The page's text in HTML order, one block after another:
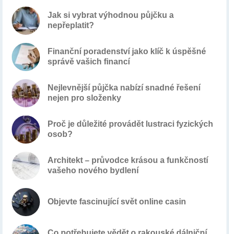
Jak si vybrat výhodnou půjčku a
nepřeplatit?
Finanční poradenství jako klíč k úspěšné
správě vašich financí
Nejlevnější půjčka nabízí snadné řešení
nejen pro složenky
Proč je důležité provádět lustraci fyzických
osob?
Architekt – průvodce krásou a funkčností
vašeho nového bydlení
Objevte fascinující svět online casin